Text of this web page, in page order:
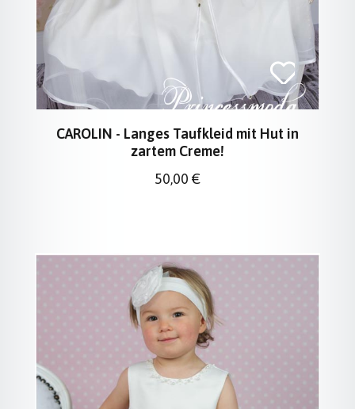
CAROLIN - Langes Taufkleid mit Hut in
zartem Creme!
Regulärer Preis:
50,00 €